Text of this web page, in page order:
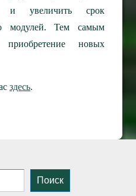
и увеличить срок
модулей. Тем самым
новых
здесь.
Поиск